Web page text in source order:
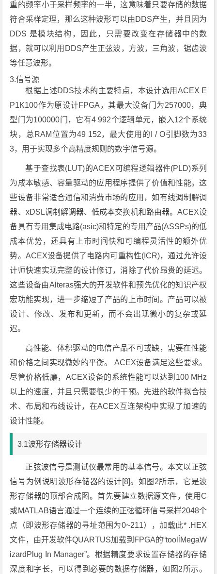
重的频率小于采样频率的一半，这意味着只要存储的数据
符合采样定理，那么这种波形可以由DDS产生，并且因为
DDS 是模块结构，因此，只需要改变在存储器中的数
据，就可以利用DDS产生正弦波，方波，三角波，锯齿波
等任意波形。
3.信号源
根据上述DDS技术的主要特点，本设计选用ACEX E
P1K100作为原设计FPGA，其最大设备门为257000，典
型门为100000门，它有4 992个逻辑单元，嵌入12个系统
块，总RAM位置为49 152，最大使用的I / O引脚数为33
3，用于实现多个高精度规则的数字信号源。
基于查找表(LUT)的ACEX可编程逻辑器件(PLD)系列
为成本敏感、容量驱动的应用程序提供了价值和性能。这
些设备非常适合通信和消费市场的应用，如有线调制解调
器、xDSL调制解调器、低成本交换机和路由器。ACEX设
备具有专用集成电路(asic)和特定的专用产品(ASSPs)的低
成本优势，还具有上市时间快和可编程灵活性的额外优
势。ACEX设备提供了电路内可重构性(ICR)，通过允许设
计师快速实现完整的设计修订，消除了代价昂贵的延迟。
这些设备由Alteras强大的开发软件和预先优化的知识产权
宏功能实现，进一步缩短了产品的上市时间。产品可以被
设计、修改、发布和更新，而不会出现微小的复杂或延
迟。
高性能、体积驱动的电信产品不可或缺，需要在性能
和价格之间实现微妙的平衡。 ACEX设备满足这些要求。
尽管价格低廉，ACEX设备的系统性能可以达到100 MHz
以上的速度，并且只需要很少的干预。先进的软件拟合技
术、布局和布线设计，在ACEX互连架构中实现了加速的
设计性能。
3.1波形存储器设计
正弦波信号是测试仪最常用的基本信号。本文以正弦
信号为例说明波形存储器的设计[8]。如图2所示，它是波
形存储器的顶部合成图。首先要建立数据源文件，使用C
或MATLAB语言通过一个连续的正弦循环信号采样2048个
点（即波形存储器的寻址范围为0~211），加载此* .HEX
文件，由开发软件QUARTUS加载到FPGA的“toolĺMegaW
izardPlug In Manager”。根据精度要求设置存储器的存储
深度和字长，可以得到必要的数据存储器，如图2所示。